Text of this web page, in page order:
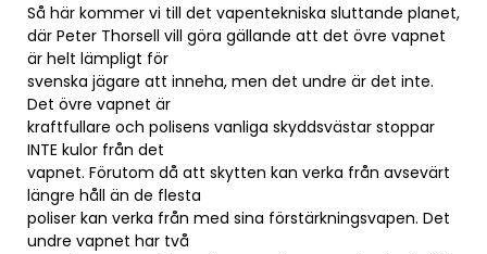
Så här kommer vi till det vapentekniska sluttande planet,
där Peter Thorsell vill göra gällande att det övre vapnet
är helt lämpligt för
svenska jägare att inneha, men det undre är det inte.
Det övre vapnet är
kraftfullare och polisens vanliga skyddsvästar stoppar
INTE kulor från det
vapnet. Förutom då att skytten kan verka från avsevärt
längre håll än de flesta
poliser kan verka från med sina förstärkningsvapen. Det
undre vapnet har två